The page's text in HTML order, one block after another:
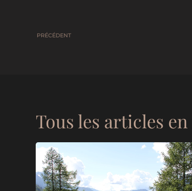
PRÉCÉDENT
Tous les articles